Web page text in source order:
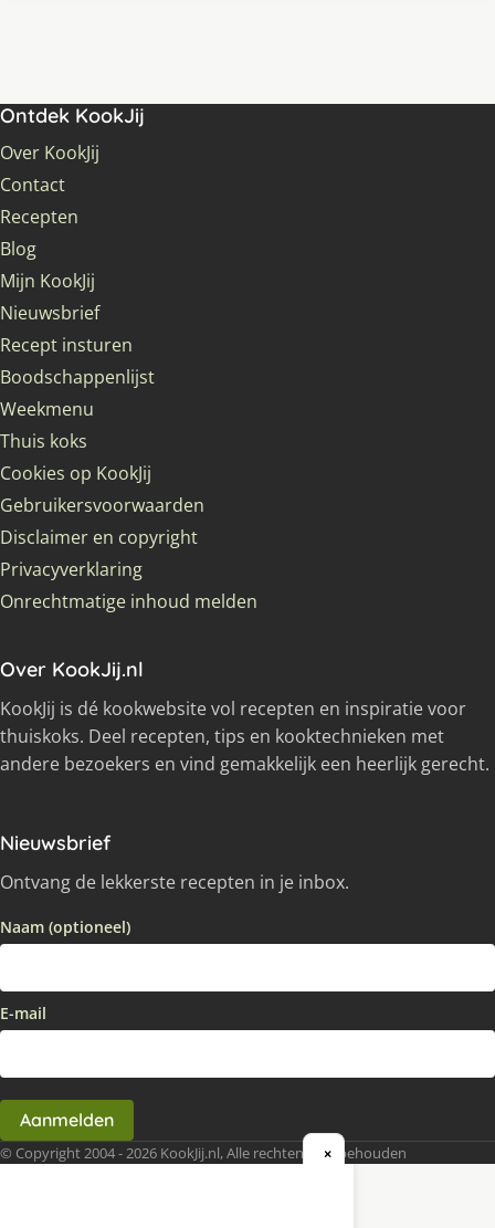
Ontdek KookJij
Over KookJij
Contact
Recepten
Blog
Mijn KookJij
Nieuwsbrief
Recept insturen
Boodschappenlijst
Weekmenu
Thuis koks
Cookies op KookJij
Gebruikersvoorwaarden
Disclaimer en copyright
Privacyverklaring
Onrechtmatige inhoud melden
Over KookJij.nl
KookJij is dé kookwebsite vol recepten en inspiratie voor
thuiskoks. Deel recepten, tips en kooktechnieken met
andere bezoekers en vind gemakkelijk een heerlijk gerecht.
Nieuwsbrief
Ontvang de lekkerste recepten in je inbox.
Naam (optioneel)
E-mail
Aanmelden
© Copyright 2004 - 2026 KookJij.nl, Alle rechten voorbehouden
×